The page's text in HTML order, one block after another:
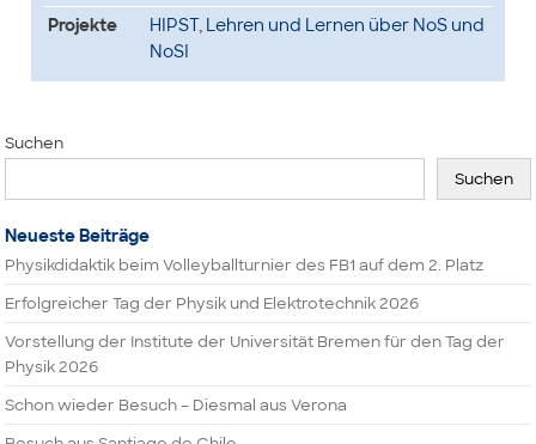
Projekte
HIPST, Lehren und Lernen über NoS und
NoSI
Suchen
Suchen
Neueste Beiträge
Physikdidaktik beim Volleyballturnier des FB1 auf dem 2. Platz
Erfolgreicher Tag der Physik und Elektrotechnik 2026
Vorstellung der Institute der Universität Bremen für den Tag der
Physik 2026
Schon wieder Besuch – Diesmal aus Verona